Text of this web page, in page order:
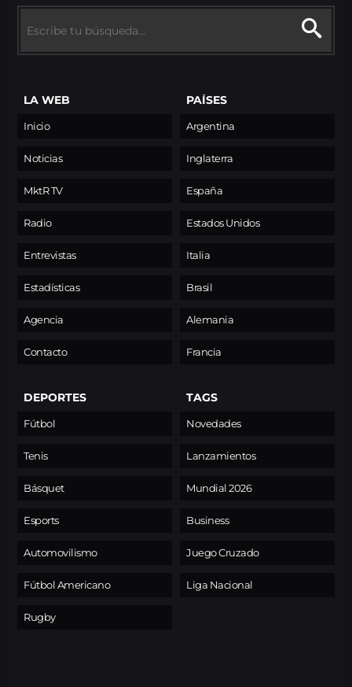
LA WEB
Inicio
Noticias
MktR TV
Radio
Entrevistas
Estadísticas
Agencia
Contacto
PAÍSES
Argentina
Inglaterra
España
Estados Unidos
Italia
Brasil
Alemania
Francia
DEPORTES
Fútbol
Tenis
Básquet
Esports
Automovilismo
Fútbol Americano
Rugby
TAGS
Novedades
Lanzamientos
Mundial 2026
Business
Juego Cruzado
Liga Nacional